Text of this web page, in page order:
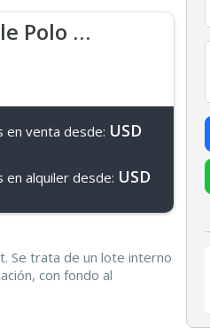
Greenville Polo & Resort
en venta desde: USD
en alquiler desde: USD
Se trata de un lote interno
con fondo al